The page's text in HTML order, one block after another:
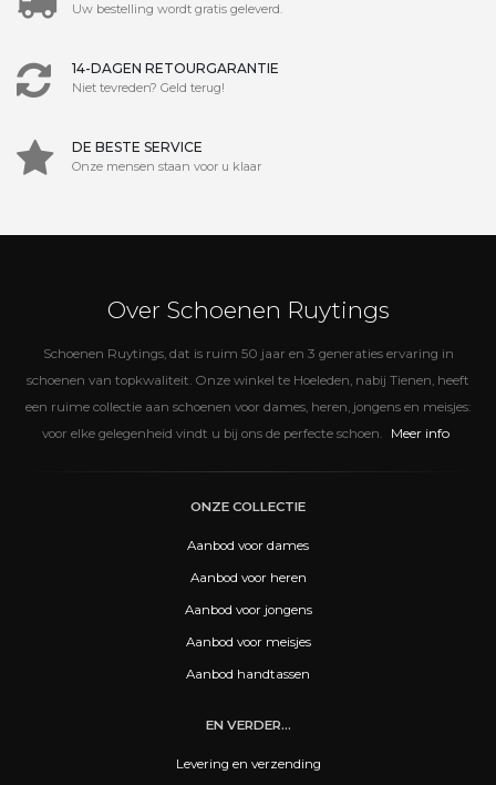
Uw bestelling wordt gratis geleverd.
14-DAGEN RETOURGARANTIE
Niet tevreden? Geld terug!
DE BESTE SERVICE
Onze mensen staan voor u klaar
Over Schoenen Ruytings
Schoenen Ruytings, dat is ruim 50 jaar en 3 generaties ervaring in
schoenen van topkwaliteit. Onze winkel te Hoeleden, nabij Tienen, heeft
een ruime collectie aan schoenen voor dames, heren, jongens en meisjes:
voor elke gelegenheid vindt u bij ons de perfecte schoen.
Meer info
ONZE COLLECTIE
Aanbod voor dames
Aanbod voor heren
Aanbod voor jongens
Aanbod voor meisjes
Aanbod handtassen
EN VERDER...
Levering en verzending